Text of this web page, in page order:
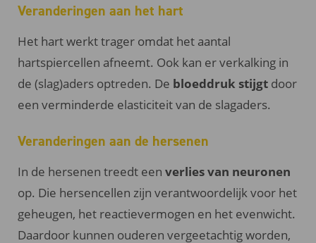
Veranderingen aan het hart
Het hart werkt trager omdat het aantal
hartspiercellen afneemt. Ook kan er verkalking in
de (slag)aders optreden. De bloeddruk stijgtdoor
een verminderde elasticiteit van de slagaders.
Veranderingen aan de hersenen
In de hersenen treedt een verlies van neuronen
op. Die hersencellen zijn verantwoordelijk voor het
geheugen, het reactievermogen en het evenwicht.
Daardoor kunnen ouderen vergeetachtig worden,